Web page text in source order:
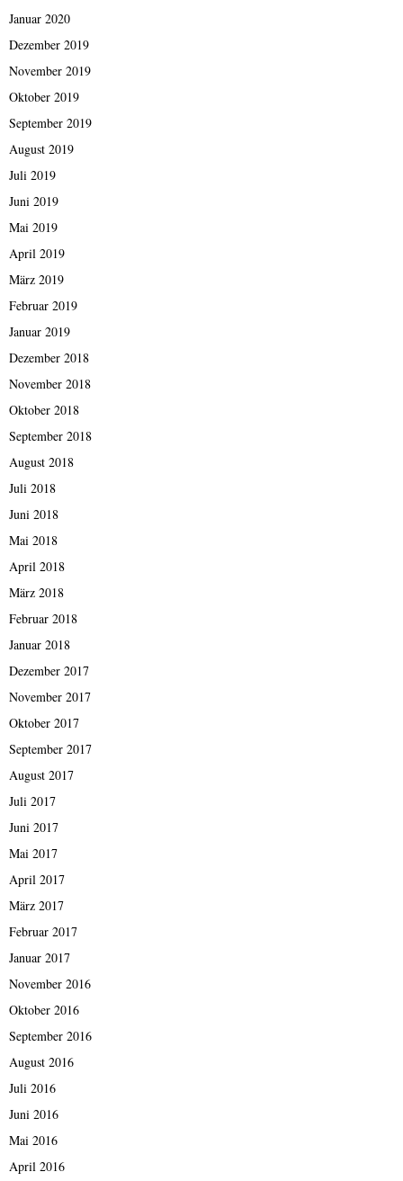
Januar 2020
Dezember 2019
November 2019
Oktober 2019
September 2019
August 2019
Juli 2019
Juni 2019
Mai 2019
April 2019
März 2019
Februar 2019
Januar 2019
Dezember 2018
November 2018
Oktober 2018
September 2018
August 2018
Juli 2018
Juni 2018
Mai 2018
April 2018
März 2018
Februar 2018
Januar 2018
Dezember 2017
November 2017
Oktober 2017
September 2017
August 2017
Juli 2017
Juni 2017
Mai 2017
April 2017
März 2017
Februar 2017
Januar 2017
November 2016
Oktober 2016
September 2016
August 2016
Juli 2016
Juni 2016
Mai 2016
April 2016